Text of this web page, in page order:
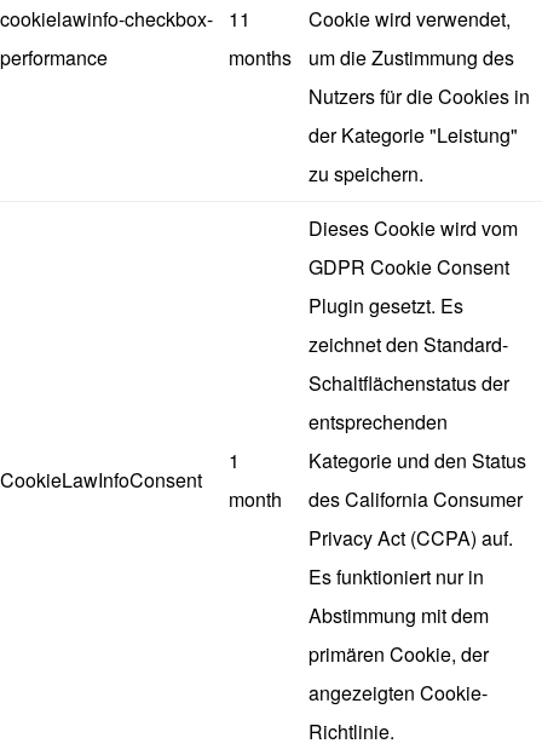
cookielawinfo-checkbox-
performance
11
months
Cookie wird verwendet,
um die Zustimmung des
Nutzers für die Cookies in
der Kategorie "Leistung"
zu speichern.
CookieLawInfoConsent
1
month
Dieses Cookie wird vom
GDPR Cookie Consent
Plugin gesetzt. Es
zeichnet den Standard-
Schaltflächenstatus der
entsprechenden
Kategorie und den Status
des California Consumer
Privacy Act (CCPA) auf.
Es funktioniert nur in
Abstimmung mit dem
primären Cookie, der
angezeigten Cookie-
Richtlinie.